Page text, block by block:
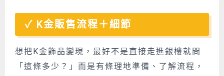
K金販售流程＋細節
想把K金飾品變現，最好不是直接走進銀樓就問
「這條多少？」而是有條理地準備、了解流程，